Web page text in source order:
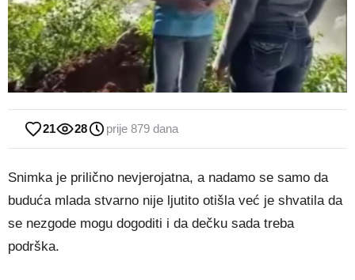
21 28 prije 879 dana
Snimka je prilično nevjerojatna, a nadamo se samo da
buduća mlada stvarno nije ljutito otišla već je shvatila da
se nezgode mogu dogoditi i da dečku sada treba
podrška.